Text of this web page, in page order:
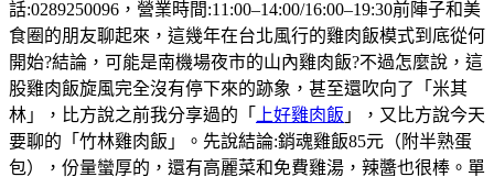
話:0289250096，營業時間:11:00–14:00/16:00–19:30前陣子和美
食圈的朋友聊起來，這幾年在台北風行的雞肉飯模式到底從何
開始?結論，可能是南機場夜市的山內雞肉飯?不過怎麼說，這
股雞肉飯旋風完全沒有停下來的跡象，甚至還吹向了「米其
林」，比方說之前我分享過的「
上好雞肉飯 」，又比方說今天
要聊的「竹林雞肉飯」。先說結論:銷魂雞飯85元（附半熟蛋
包），份量蠻厚的，還有高麗菜和免費雞湯，辣醬也很棒。單